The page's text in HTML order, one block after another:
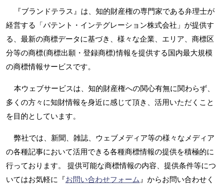
『ブランドテラス』は、知的財産権の専門家である弁理士が
経営する「パテント・インテグレーション株式会社」が提供す
る、最新の商標データに基づき、様々な企業、エリア、商標区
分等の商標(商標出願・登録商標)情報を提供する国内最大規模
の商標情報サービスです。
本ウェブサービスは、知的財産権への関心有無に関わらず、
多くの方々に知財情報を身近に感じて頂き、活用いただくこと
を目的としています。
弊社では、新聞、雑誌、ウェブメディア等の様々なメディア
の各種記事において活用できる各種商標情報の提供を積極的に
行っております。 提供可能な商標情報の内容、提供条件等につ
いてはお気軽に『お問い合わせフォーム』からお問い合わせく